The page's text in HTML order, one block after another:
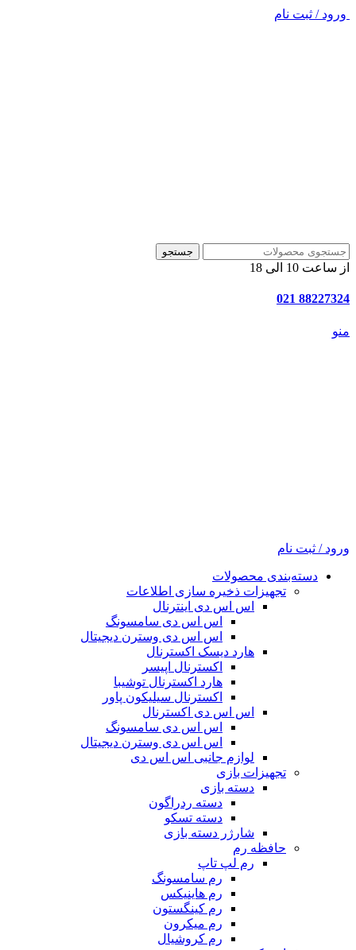
ورود / ثبت نام
جستجو
از ساعت 10 الی 18
88227324 021
منو
ورود / ثبت نام
دسته‌بندی محصولات
تجهیزات ذخیره سازی اطلاعات
اس اس دی اینترنال
اس اس دی سامسونگ
اس اس دی وسترن دیجیتال
هارد دیسک اکسترنال
اکسترنال اپیسر
هارد اکسترنال توشیبا
اکسترنال سیلیکون پاور
اس اس دی اکسترنال
اس اس دی سامسونگ
اس اس دی وسترن دیجیتال
لوازم جانبی اس اس دی
تجهیزات بازی
دسته بازی
دسته ردراگون
دسته تسکو
شارژر دسته بازی
حافظه رم
رم لپ تاپ
رم سامسونگ
رم هاینیکس
رم کینگستون
رم میکرون
رم کروشیال